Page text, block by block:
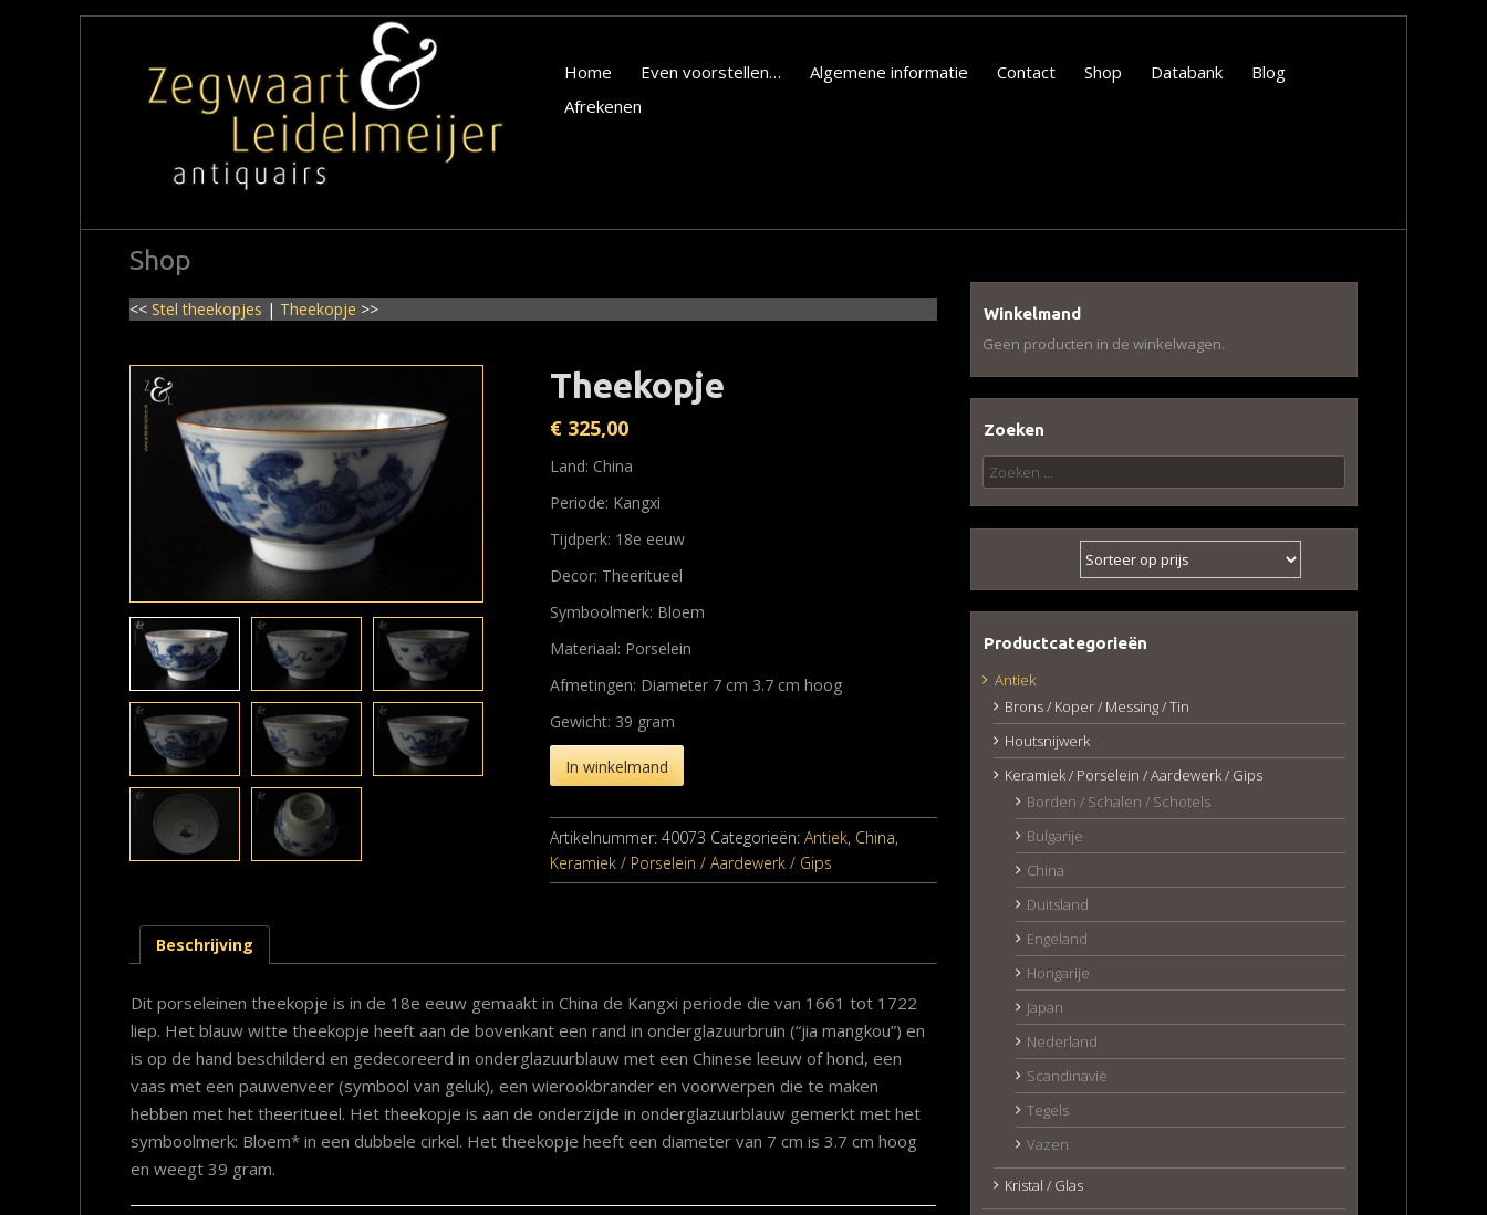
Home Even voorstellen… Algemene informatie Contact Shop Databank
Blog
Afrekenen
Shop
<< Stel theekopjes | Theekopje >>
Theekopje
€325,00
Land: China
Periode: Kangxi
Tijdperk: 18e eeuw
Decor: Theeritueel
Symboolmerk: Bloem
Materiaal: Porselein
Afmetingen: Diameter 7 cm 3.7 cm hoog
Gewicht: 39 gram
In winkelmand
Artikelnummer: 40073 Categorieën: Antiek, China,
Keramiek / Porselein / Aardewerk / Gips
Beschrijving
Dit porseleinen theekopje is in de 18e eeuw gemaakt in China de Kangxi periode die van 1661 tot 1722
liep. Het blauw witte theekopje heeft aan de bovenkant een rand in onderglazuurbruin (“jia mangkou”) en
is op de hand beschilderd en gedecoreerd in onderglazuurblauw met een Chinese leeuw of hond, een
vaas met een pauwenveer (symbool van geluk), een wierookbrander en voorwerpen die te maken
hebben met het theeritueel. Het theekopje is aan de onderzijde in onderglazuurblauw gemerkt met het
symboolmerk: Bloem* in een dubbele cirkel. Het theekopje heeft een diameter van 7 cm is 3.7 cm hoog
en weegt 39 gram.
Winkelmand
Geen producten in de winkelwagen.
Zoeken
Zoeken
naar:
Productcategorieën
Antiek
Brons / Koper / Messing / Tin
Houtsnijwerk
Keramiek / Porselein / Aardewerk / Gips
Borden / Schalen / Schotels
Bulgarije
China
Duitsland
Engeland
Hongarije
Japan
Nederland
Scandinavië
Tegels
Vazen
Kristal / Glas